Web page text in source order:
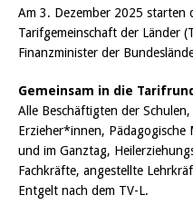
Am 3. Dezember 2025 starten
Tarifgemeinschaft der Länder
Finanzminister der
Gemeinsam in die
Alle Beschäftigten der
Erzieher*innen,
und im Ganztag,
Fachkräfte, angestellte
Entgelt nach dem TV-L.